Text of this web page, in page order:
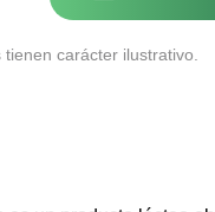
carácter ilustrativo.